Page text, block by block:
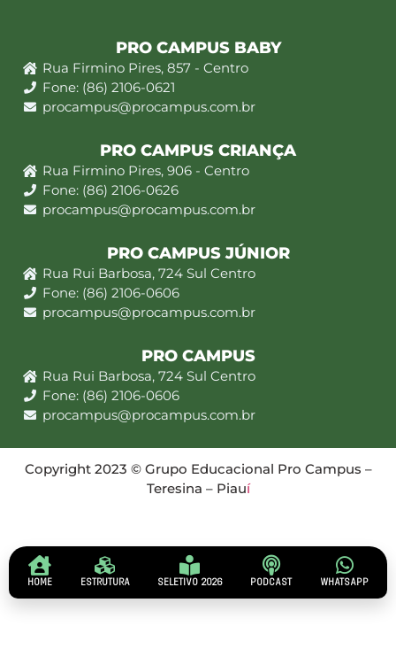
PRO CAMPUS BABY
Rua Firmino Pires, 857 - Centro
Fone: (86) 2106-0621
procampus@procampus.com.br
PRO CAMPUS CRIANÇA
Rua Firmino Pires, 906 - Centro
Fone: (86) 2106-0626
procampus@procampus.com.br
PRO CAMPUS JÚNIOR
Rua Rui Barbosa, 724 Sul Centro
Fone: (86) 2106-0606
procampus@procampus.com.br
PRO CAMPUS
Rua Rui Barbosa, 724 Sul Centro
Fone: (86) 2106-0606
procampus@procampus.com.br
Copyright 2023 © Grupo Educacional Pro Campus –
Teresina – Piauí
HOME ESTRUTURA SELETIVO 2026 PODCAST WHATSAPP